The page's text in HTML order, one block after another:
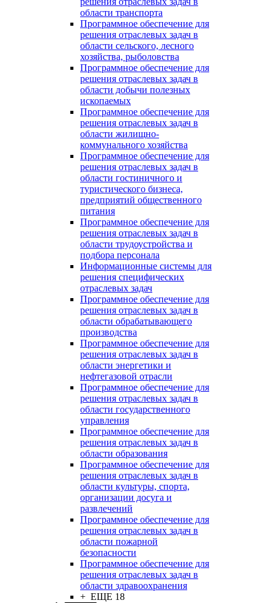
области транспорта
Программное обеспечение для
решения отраслевых задач в
области сельского, лесного
хозяйства, рыболовства
Программное обеспечение для
решения отраслевых задач в
области добычи полезных
ископаемых
Программное обеспечение для
решения отраслевых задач в
области жилищно-
коммунального хозяйства
Программное обеспечение для
решения отраслевых задач в
области гостиничного и
туристического бизнеса,
предприятий общественного
питания
Программное обеспечение для
решения отраслевых задач в
области трудоустройства и
подбора персонала
Информационные системы для
решения специфических
отраслевых задач
Программное обеспечение для
решения отраслевых задач в
области обрабатывающего
производства
Программное обеспечение для
решения отраслевых задач в
области энергетики и
нефтегазовой отрасли
Программное обеспечение для
решения отраслевых задач в
области государственного
управления
Программное обеспечение для
решения отраслевых задач в
области образования
Программное обеспечение для
решения отраслевых задач в
области культуры, спорта,
организации досуга и
развлечений
Программное обеспечение для
решения отраслевых задач в
области пожарной
безопасности
Программное обеспечение для
решения отраслевых задач в
области здравоохранения
+ ЕЩЕ 18